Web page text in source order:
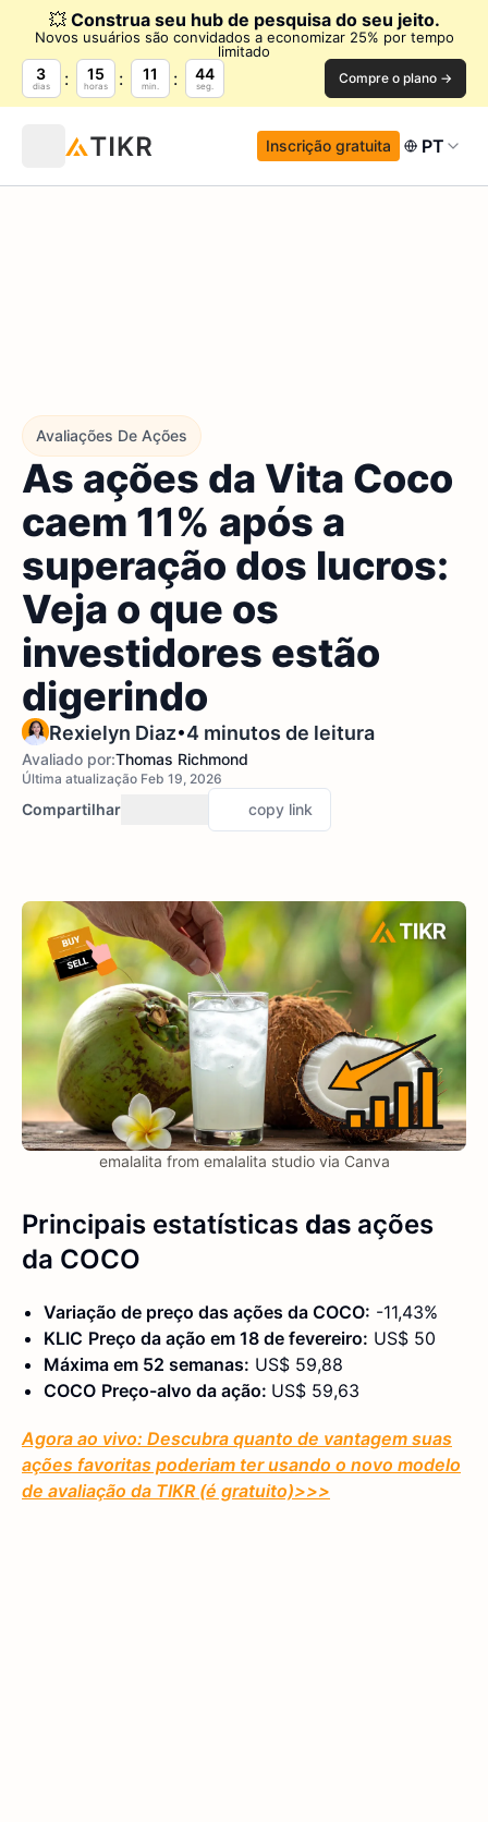
💥 Construa seu hub de pesquisa do seu jeito.
Novos usuários são convidados a economizar 25% por tempo
limitado
3
dias
15
horas
11
min.
43
seg. Compre o plano →
Inscrição gratuita PT
Avaliações De Ações
As ações da Vita Coco
caem 11% após a
superação dos lucros:
Veja o que os
investidores estão
digerindo
Rexielyn Diaz•4 minutos de leitura
Avaliado por:Thomas Richmond
Última atualização Feb 19, 2026
Compartilhar copy link
emalalita from emalalita studio via Canva
Principais estatísticas das ações
da COCO
Variação de preço das ações da COCO: -11,43%
KLIC Preço da ação em 18 de fevereiro: US$ 50
Máxima em 52 semanas: US$ 59,88
COCO Preço-alvo da ação: US$ 59,63
Agora ao vivo: Descubra quanto de vantagem suas
ações favoritas poderiam ter usando o novo modelo
de avaliação da TIKR (é gratuito)>>>